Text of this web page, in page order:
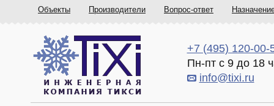
Объекты Производители Вопрос-ответ
+7 (495) 120-00-
Пн-пт с 9 до 18
info@tixi.ru